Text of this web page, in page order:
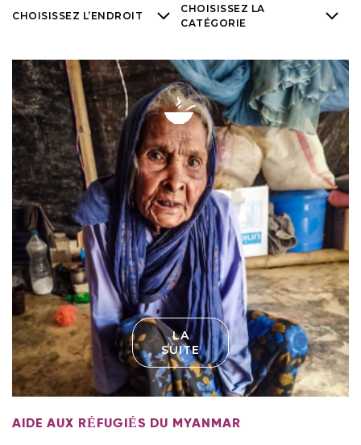
CHOISISSEZ L’ENDROIT
CHOISISSEZ LA
CATÉGORIE
LA
SUITE
AIDE AUX RÉFUGIÉS DU MYANMAR